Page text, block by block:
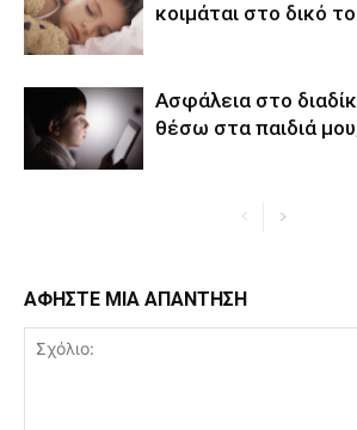
κοιμάται στο δικό
Ασφάλεια στο
θέσω στα παιδιά
ΑΦΗΣΤΕ ΜΙΑ ΑΠΑΝΤΗΣΗ